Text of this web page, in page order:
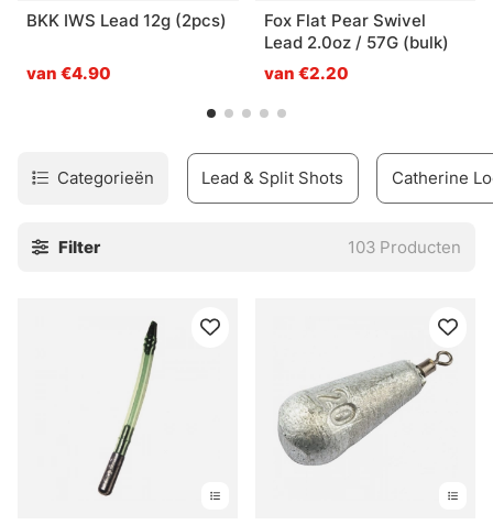
BKK IWS Lead 12g (2pcs)
van €4.90
Fox Flat Pear Swivel
Lead 2.0oz / 57G (bulk)
van €2.20
Categorieën Lead & Split Shots Catherine
Filter 103 Producten